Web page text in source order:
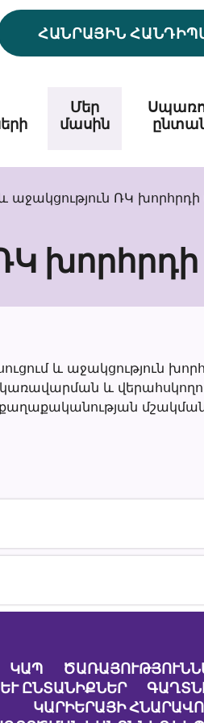
ՀԱՆՐԱՅԻՆ
Մեր
մասին
և աջակցություն ՌԿ
ՌԿ
և աջակցություն
կառավարման և
քաղաքականության
ԿԱՊ
ԸՆՏԱՆԻՔՆԵՐ
ԿԱՐԻԵՐԱՅԻ